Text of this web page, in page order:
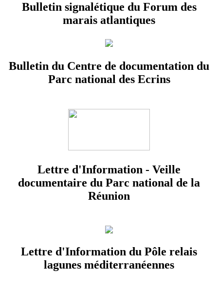
Bulletin signalétique du Forum des
marais atlantiques
Bulletin du Centre de documentation du
Parc national des Ecrins
Lettre d'Information - Veille
documentaire du Parc national de la
Réunion
Lettre d'Information du Pôle relais
lagunes méditerranéennes